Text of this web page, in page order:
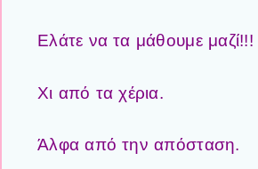
Ελάτε να τα μάθουμε μαζί!!!
Χι από τα χέρια.
Άλφα από την απόσταση.